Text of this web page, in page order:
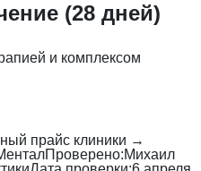
(28 дней)
и комплексом
прайс клиники →
Проверено:Михаил